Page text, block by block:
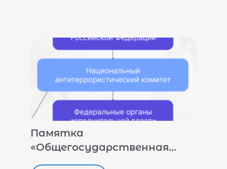
Памятка
«Общегосударственная
система противодействия